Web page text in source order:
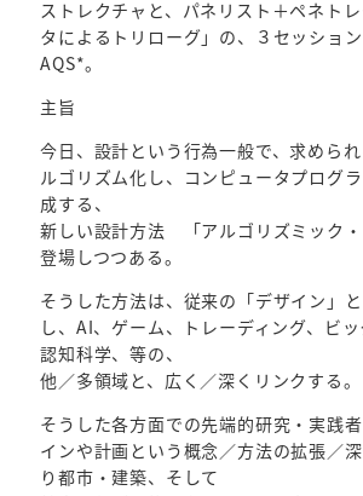
ストレクチャと、パネリスト＋ペネト
タによるトリローグ」の、３セッショ
AQS*。
主旨
今日、設計という行為一般で、求めら
ルゴリズム化し、コンピュータプログ
成する、
新しい設計方法 「アルゴリズミック
登場しつつある。
そうした方法は、従来の「デザイン」
し、AI、ゲーム、トレーディング、ビッ
認知科学、等の、
他／多領域と、広く／深くリンクする。
そうした各方面での先端的研究・実践
インや計画という概念／方法の拡張／
り都市・建築、そして